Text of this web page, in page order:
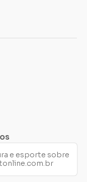
e esporte sobre